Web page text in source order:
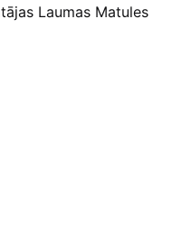
Laumas Matules